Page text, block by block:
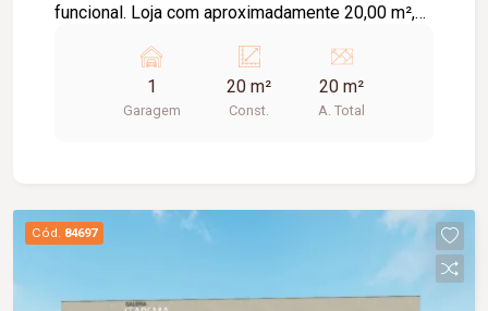
funcional. Loja com aproximadamente 20,00 m²,
espaço prático, bem estruturado e pronto para
receber clientes. O empreendimento oferece uma
completa infraestrutura compartilhada, contando
comodidade e autonomia para as operações do
dia a dia. Conta ainda com estacionamento
motocicletas, área ajardinada e uma excelente
1
Garagem
20 m²
Const.
20 m²
A. Total
Cód. 84697